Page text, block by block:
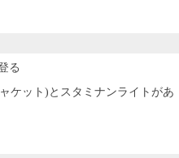
る
ケット)とスタミナンライトがあ